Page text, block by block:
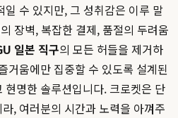
수 있지만, 그 성취감은 이루 말
장벽, 복잡한 결제, 품절의 두려움
일본 직구의 모든 허들을 제거하
거움에만 집중할 수 있도록 설계된
현명한 솔루션입니다. 크로켓은 단
, 여러분의 시간과 노력을 아껴주